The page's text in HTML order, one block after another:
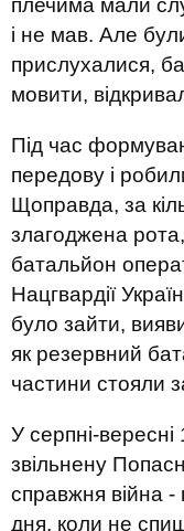
плечима мали
і не мав. Але
прислухалися,
мовити,
Під час
передову і
Щоправда, за
злагоджена
батальйон
Нацгвардії
було зайти,
як резервний
частини стояли
У серпні-
звільнену
справжня війна -
дня, коли не